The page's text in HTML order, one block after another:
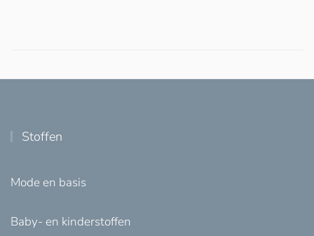
Stoffen
Mode en basis
Baby- en kinderstoffen